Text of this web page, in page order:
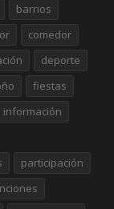
barrios
comedor
deporte
fiestas
información
participación